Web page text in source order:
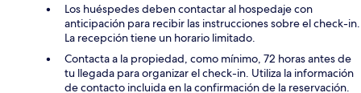
Los huéspedes deben contactar al hospedaje con
anticipación para recibir las instrucciones sobre el check-in.
La recepción tiene un horario limitado.
Contacta a la propiedad, como mínimo, 72 horas antes de
tu llegada para organizar el check-in. Utiliza la información
de contacto incluida en la confirmación de la reservación.